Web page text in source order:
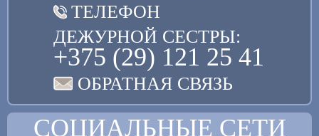
ТЕЛЕФОН
ДЕЖУРНОЙ СЕСТРЫ:
+375 (29) 121 25 41
ОБРАТНАЯ СВЯЗЬ
СОЦИАЛЬНЫЕ СЕТИ